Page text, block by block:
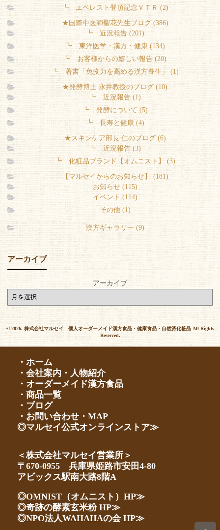
┗ エベレスト登頂記念ＶＴＲ (2)
★国際中医師聖花先生ブログ (386)
┗ 近況報告 (201)
┗ 東洋医学・漢方・健康 (134)
┗ お客様からの嬉しい報告 (20)
┗ 著書「免疫力を高める漢方養生」 (1)
★発酵博士 永井教授のブログ (10)
┗ 近況報告 (1)
┗ 発酵について (5)
┗ 長寿と健康 (4)
★スキンケア部長 仁のブログ (6)
┗ 近況報告 (3)
┗ 化粧品ブランド【オムニスト】 (3)
【マルセイからのお知らせ】 (181)
お知らせ (115)
イベント (114)
その他 (1)
漢方ギャラリー (9)
アーカイブ
アーカイブ
© 2026. 株式会社マルセイ 個人オーダーメイド漢方食品・健康食品・自然派化粧品 All Rights
Reserved.
・ホーム
・会社案内・人物紹介
・オーダーメイド漢方食品
・商品一覧
・ブログ
・お問い合わせ・MAP
◎マルセイ公式オンラインストア≫
＜株式会社マルセイ営業所＞
〒670-0955 兵庫県姫路市安田4-80
アビックス駅南大路8階A
◎OMNIST（オムニスト）HP≫
◎奇跡の酵素玄米粉 HP≫
◎NPO法人WAHAHAの会 HP≫